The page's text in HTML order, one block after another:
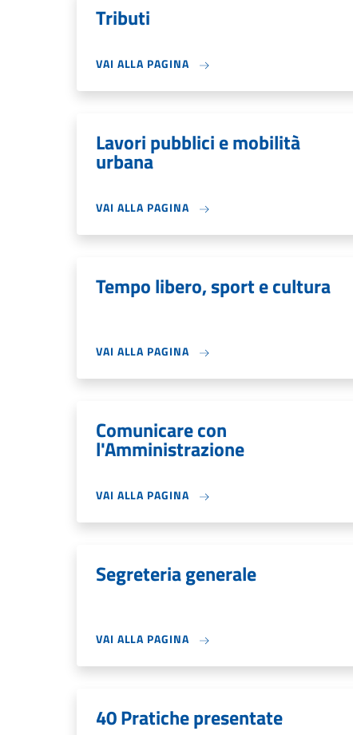
Tributi
VAI ALLA PAGINA
Lavori pubblici e mobilità
urbana
VAI ALLA PAGINA
Tempo libero, sport e cultura
VAI ALLA PAGINA
Comunicare con
l'Amministrazione
VAI ALLA PAGINA
Segreteria generale
VAI ALLA PAGINA
40 Pratiche presentate